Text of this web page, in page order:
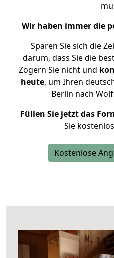
Wir haben immer die
Sparen Sie sich die
darum, dass Sie die
Zögern Sie nicht und
heute, um Ihren
Berlin nach
Füllen Sie jetzt das
Sie
Kostenlose